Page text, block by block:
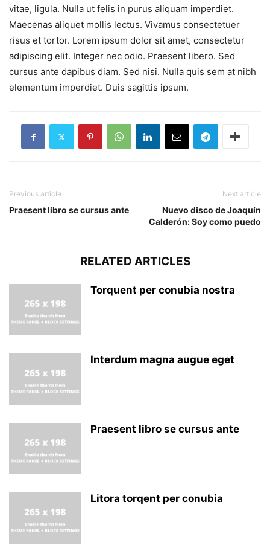
vitae, ligula. Nulla ut felis in purus aliquam imperdiet.
Maecenas aliquet mollis lectus. Vivamus consectetuer
risus et tortor. Lorem ipsum dolor sit amet, consectetur
adipiscing elit. Integer nec odio. Praesent libero. Sed
cursus ante dapibus diam. Sed nisi. Nulla quis sem at nibh
elementum imperdiet. Duis sagittis ipsum.
Previous article
Praesent libro se cursus ante
Next article
Nuevo disco de Joaquín
Calderón: Soy como puedo
RELATED ARTICLES
Torquent per conubia nostra
Interdum magna augue eget
Praesent libro se cursus ante
Litora torqent per conubia